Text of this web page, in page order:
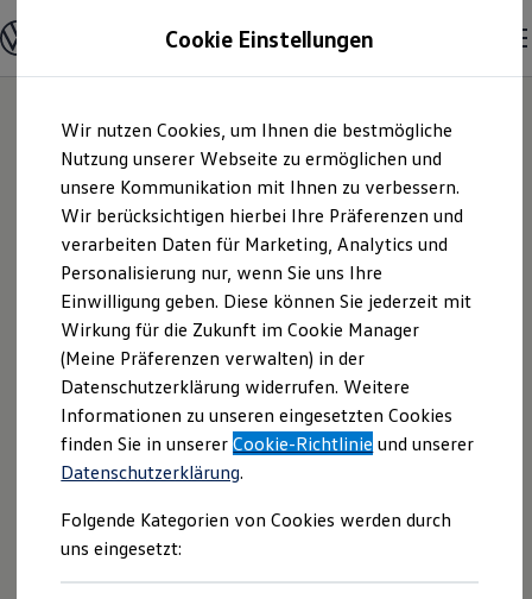
Hauptinhalt
springen
Footer
springen
Modelle & Konfigurator
Nutzfahrzeugkategorien entdecken
Modelle konfigurieren
Vorgängermodelle und Oldtimer
Vorgängermodelle
Oldtimer
Bulli Historie
Branchenlösungen & Gewerbekunden
Umbaulösungen und Hersteller finden
Auf- und Umbauten entdecken & konfigurieren
Groß- und Sonderkunden
Großkunden
Kommunen & Behörden
Journalisten
Sportvereine
Branchenlösungen
Bau & Handwerk
Gewerbliche Personenbeförderung
Service & mobile Werkstätten
Kurier, Logistik & Handel
Feuerwehr
Rettungsdienste
ONE Business ID Vorteile
Fahrzeugsuche & Marktplatz
Autohaus
Ostermaier GmbH |
Impressum &
Rechtliches
Hier finden Sie Informationen über die
Autohaus Ostermaier GmbH als
verantwortliche Anbieterin von Inhalten
und Angeboten, die auf dieser Webseite
Cookie Einstellungen
Wir nutzen Cookies, um Ihnen die bestmögliche
Nutzung unserer Webseite zu ermöglichen und
unsere Kommunikation mit Ihnen zu verbessern.
Wir berücksichtigen hierbei Ihre Präferenzen und
verarbeiten Daten für Marketing, Analytics und
Personalisierung nur, wenn Sie uns Ihre
Einwilligung geben. Diese können Sie jederzeit mit
Wirkung für die Zukunft im Cookie Manager
(Meine Präferenzen verwalten) in der
Datenschutzerklärung widerrufen. Weitere
Informationen zu unseren eingesetzten Cookies
finden Sie in unsererCookie-Richtlinie und unserer
Datenschutzerklärung.
Folgende Kategorien von Cookies werden durch
uns eingesetzt: